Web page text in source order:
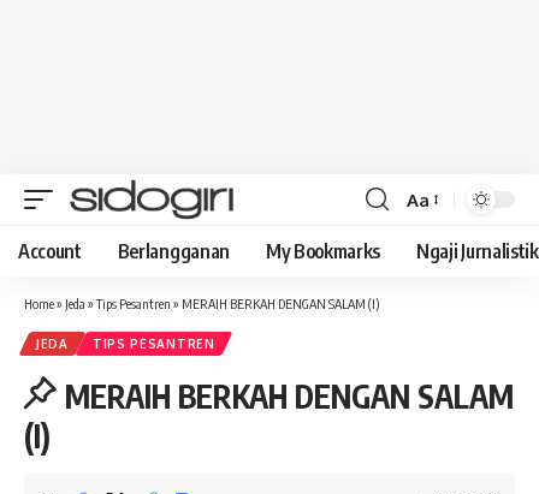
Font
Resizer
Aa
Account Berlangganan My Bookmarks Ngaji Jurnalistik
Home» Jeda »Tips Pesantren » MERAIH BERKAH DENGAN SALAM (I)
JEDA TIPS PESANTREN
MERAIH BERKAH DENGAN SALAM
(I)